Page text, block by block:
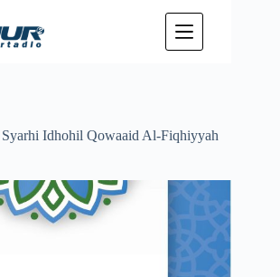
Idhohil Qowaaid Al-Fiqhiyyah